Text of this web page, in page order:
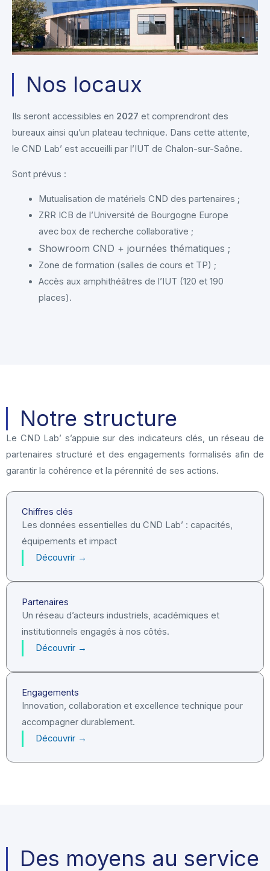
Nos locaux
Ils seront accessibles en 2027 et comprendront des
bureaux ainsi qu’un plateau technique. Dans cette attente,
le CND Lab’ est accueilli par l’IUT de Chalon-sur-Saône.
Sont prévus :
Mutualisation de matériels CND des partenaires ;
ZRR ICB de l’Université de Bourgogne Europe
avec box de recherche collaborative ;
Showroom CND + journées thématiques ;
Zone de formation (salles de cours et TP) ;
Accès aux amphithéâtres de l’IUT (120 et 190
places).
Notre structure
Le CND Lab’ s’appuie sur des indicateurs clés, un réseau de
partenaires structuré et des engagements formalisés afin de
garantir la cohérence et la pérennité de ses actions.
Chiffres clés
Les données essentielles du CND Lab’ : capacités,
équipements et impact
Découvrir →
Partenaires
Un réseau d’acteurs industriels, académiques et
institutionnels engagés à nos côtés.
Découvrir →
Engagements
Innovation, collaboration et excellence technique pour
accompagner durablement.
Découvrir →
Des moyens au service